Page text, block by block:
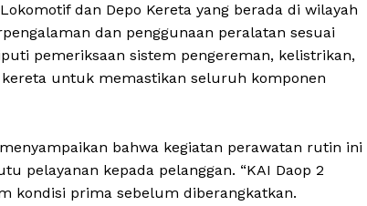
dan Depo Kereta yang berada di wilayah
dan penggunaan peralatan sesuai
pemeriksaan sistem pengereman, kelistrikan,
untuk memastikan seluruh komponen
bahwa kegiatan perawatan rutin ini
pelayanan kepada pelanggan. “KAI Daop 2
kondisi prima sebelum diberangkatkan.